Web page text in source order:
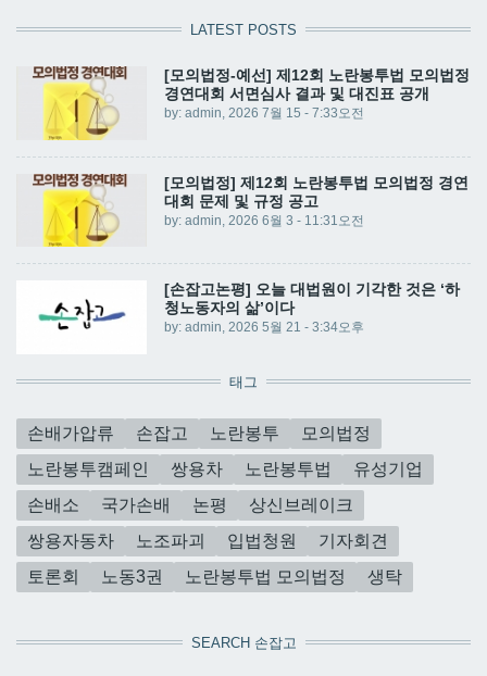
LATEST POSTS
[모의법정-예선] 제12회 노란봉투법 모의법정
경연대회 서면심사 결과 및 대진표 공개
by: admin, 2026 7월 15 - 7:33오전
[모의법정] 제12회 노란봉투법 모의법정 경연
대회 문제 및 규정 공고
by: admin, 2026 6월 3 - 11:31오전
[손잡고논평] 오늘 대법원이 기각한 것은 ‘하
청노동자의 삶’이다
by: admin, 2026 5월 21 - 3:34오후
태그
손배가압류 손잡고 노란봉투
모의법정
노란봉투캠페인
쌍용차 노란봉투법
유성기업
손배소
국가손배 논평
상신브레이크
쌍용자동차
노조파괴 입법청원
기자회견
토론회
노동3권 노란봉투법 모의법정 생탁
SEARCH 손잡고